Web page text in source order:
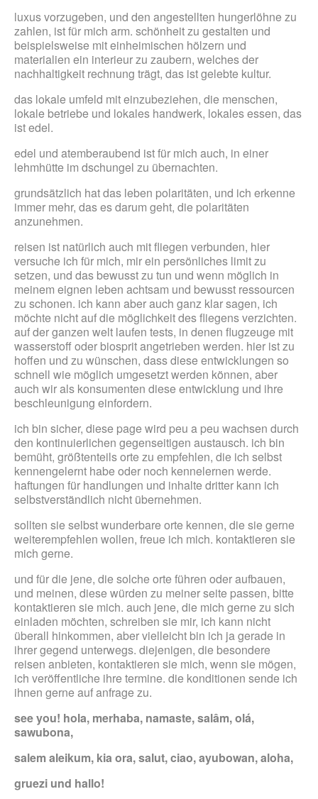
luxus vorzugeben, und den angestellten hungerlöhne zu
zahlen, ist für mich arm. schönheit zu gestalten und
beispielsweise mit einheimischen hölzern und
materialien ein interieur zu zaubern, welches der
nachhaltigkeit rechnung trägt, das ist gelebte kultur.
das lokale umfeld mit einzubeziehen, die menschen,
lokale betriebe und lokales handwerk, lokales essen, das
ist edel.
edel und atemberaubend ist für mich auch, in einer
lehmhütte im dschungel zu übernachten.
grundsätzlich hat das leben polaritäten, und ich erkenne
immer mehr, das es darum geht, die polaritäten
anzunehmen.
reisen ist natürlich auch mit fliegen verbunden, hier
versuche ich für mich, mir ein persönliches limit zu
setzen, und das bewusst zu tun und wenn möglich in
meinem eignen leben achtsam und bewusst ressourcen
zu schonen. ich kann aber auch ganz klar sagen, ich
möchte nicht auf die möglichkeit des fliegens verzichten.
auf der ganzen welt laufen tests, in denen flugzeuge mit
wasserstoff oder biosprit angetrieben werden. hier ist zu
hoffen und zu wünschen, dass diese entwicklungen so
schnell wie möglich umgesetzt werden können, aber
auch wir als konsumenten diese entwicklung und ihre
beschleunigung einfordern.
ich bin sicher, diese page wird peu a peu wachsen durch
den kontinuierlichen gegenseitigen austausch. ich bin
bemüht, größtenteils orte zu empfehlen, die ich selbst
kennengelernt habe oder noch kennelernen werde.
haftungen für handlungen und inhalte dritter kann ich
selbstverständlich nicht übernehmen.
sollten sie selbst wunderbare orte kennen, die sie gerne
weiterempfehlen wollen, freue ich mich. kontaktieren sie
mich gerne.
und für die jene, die solche orte führen oder aufbauen,
und meinen, diese würden zu meiner seite passen, bitte
kontaktieren sie mich. auch jene, die mich gerne zu sich
einladen möchten, schreiben sie mir, ich kann nicht
überall hinkommen, aber vielleicht bin ich ja gerade in
ihrer gegend unterwegs. diejenigen, die besondere
reisen anbieten, kontaktieren sie mich, wenn sie mögen,
ich veröffentliche ihre termine. die konditionen sende ich
ihnen gerne auf anfrage zu.
see you! hola, merhaba, namaste, salâm, olá,
sawubona,
salem aleikum, kia ora, salut, ciao, ayubowan, aloha,
gruezi und hallo!